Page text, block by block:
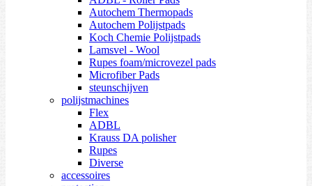
Autochem Thermopads
Autochem Polijstpads
Koch Chemie Polijstpads
Lamsvel - Wool
Rupes foam/microvezel pads
Microfiber Pads
steunschijven
polijstmachines
Flex
ADBL
Krauss DA polisher
Rupes
Diverse
accessoires